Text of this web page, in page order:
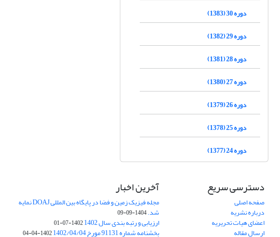
دوره 30 (1383)
دوره 29 (1382)
دوره 28 (1381)
دوره 27 (1380)
دوره 26 (1379)
دوره 25 (1378)
دوره 24 (1377)
دسترسی سریع
صفحه اصلی
درباره نشریه
اعضای هیات تحریریه
ارسال مقاله
آخرین اخبار
مجله فیزیک زمین و فضا در پایگاه بین المللی DOAJ نمایه
شد.1404-09-09
ارزیابی و رتبه بندی سال 1402 1402-07-01
بخشنامه شماره 91131 مورخ 1402/04/04 1402-04-04